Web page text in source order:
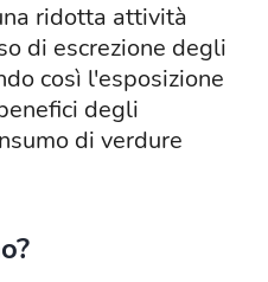
ridotta attività
di escrezione degli
così l'esposizione
degli
di verdure